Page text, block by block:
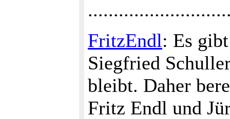
FritzEndl: Es
Siegfried
bleibt. Daher
Fritz Endl und